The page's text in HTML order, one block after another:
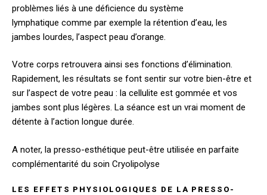
problèmes liés à une déficience du système
lymphatique comme par exemple la rétention d’eau, les
jambes lourdes, l’aspect peau d’orange.
Votre corps retrouvera ainsi ses fonctions d’élimination.
Rapidement, les résultats se font sentir sur votre bien-être et
sur l’aspect de votre peau : la cellulite est gommée et vos
jambes sont plus légères. La séance est un vrai moment de
détente à l’action longue durée.
A noter, la presso-esthétique peut-être utilisée en parfaite
complémentarité du soin Cryolipolyse
LES EFFETS PHYSIOLOGIQUES DE LA PRESSO-